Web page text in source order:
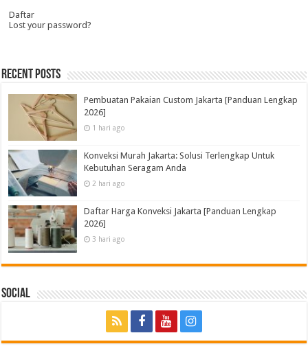
Daftar
Lost your password?
Recent Posts
Pembuatan Pakaian Custom Jakarta [Panduan Lengkap
2026]
1 hari ago
Konveksi Murah Jakarta: Solusi Terlengkap Untuk
Kebutuhan Seragam Anda
2 hari ago
Daftar Harga Konveksi Jakarta [Panduan Lengkap
2026]
3 hari ago
Social